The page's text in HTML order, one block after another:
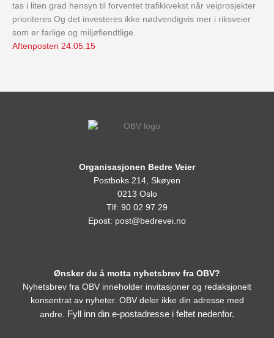
tas i liten grad hensyn til forventet trafikkvekst når veiprosjekter
prioriteres Og det investeres ikke nødvendigvis mer i riksveier
som er farlige og miljøfiendtlige.
Aftenposten 24.05.15
Organisasjonen Bedre Veier
Postboks 214, Skøyen
0213 Oslo
Tlf: 90 02 97 29
Epost: post@bedrevei.no
Ønsker du å motta nyhetsbrev fra OBV?
Nyhetsbrev fra OBV inneholder invitasjoner og redaksjonelt
konsentrat av nyheter. OBV deler ikke din adresse med
andre. Fyll inn din e-postadresse i feltet nedenfor.